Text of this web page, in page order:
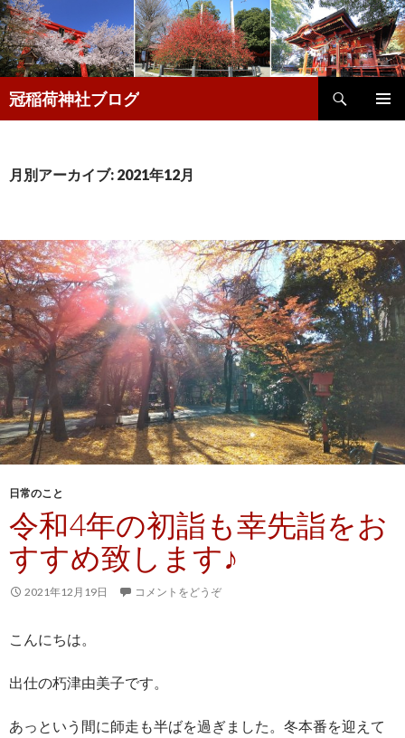
冠稲荷神社ブログ
索
ン
動
月別アーカイブ: 2021年12月
日常のこと
令和4年の初詣も幸先詣をお
すすめ致します♪
2021年12月19日 コメントをどうぞ
こんにちは。
出仕の朽津由美子です。
あっという間に師走も半ばを過ぎました。冬本番を迎えて